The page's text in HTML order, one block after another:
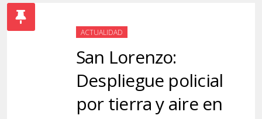
ACTUALIDAD
San Lorenzo:
Despliegue policial
por tierra y aire en